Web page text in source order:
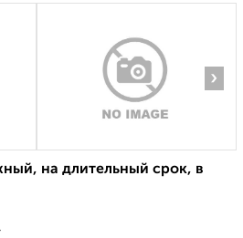
›
на длительный срок, в